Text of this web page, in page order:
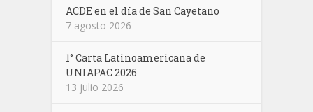
ACDE en el día de San Cayetano
7 agosto 2026
1° Carta Latinoamericana de
UNIAPAC 2026
13 julio 2026